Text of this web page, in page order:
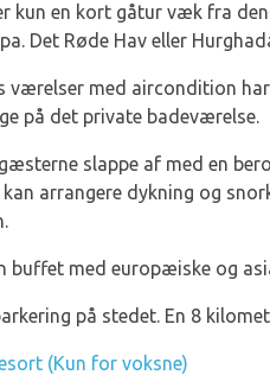
kun en kort gåtur væk fra
Det Røde Hav eller
værelser med aircondition
på det private badeværelse.
slappe af med en
arrangere dykning og
buffet med europæiske og
på stedet. En 8
(Kun for voksne)